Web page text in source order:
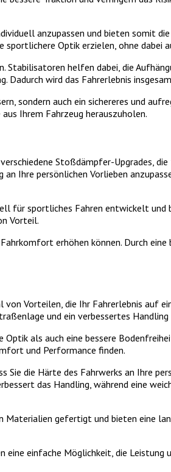
anzupassen und bieten somit
sportlichere Optik erzielen, ohne
helfen dabei, die
Dadurch wird das Fahrerlebnis
sondern auch ein sichereres und
Ihrem Fahrzeug herauszuholen.
Stoßdämpfer-Upgrades,
Ihre persönlichen Vorlieben
für sportliches Fahren entwickelt
Vorteil.
erhöhen können. Durch
Vorteilen, die Ihr Fahrerlebnis auf
und ein verbessertes Handling
als auch eine bessere
und Performance finden.
die Härte des Fahrwerks an Ihre
das Handling, während eine
gefertigt und bieten eine
einfache Möglichkeit, die Leistung